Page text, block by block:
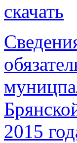
скачать
2015